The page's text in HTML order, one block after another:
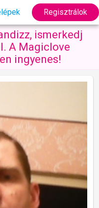
Regisztrálok
ismerkedj
A Magiclove
ingyenes!